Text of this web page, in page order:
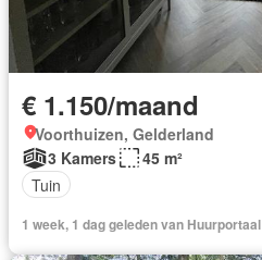
€ 1.150/maand
Voorthuizen, Gelderland
3 Kamers
45 m²
Tuin
1 week, 1 dag geleden van Huurportaal